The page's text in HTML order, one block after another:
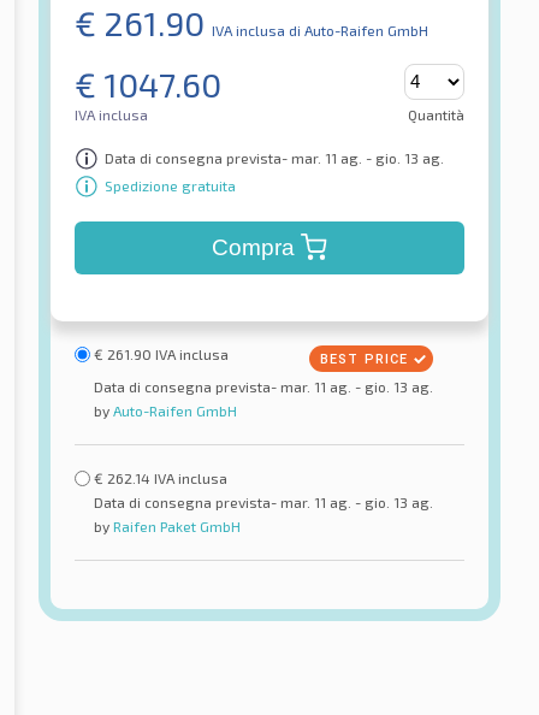
€ 261.90 IVA inclusa di Auto-Raifen GmbH
€ 1047.60
IVA inclusa Quantità
Data di consegna prevista- mar. 11 ag. - gio. 13 ag.
Spedizione gratuita
Compra
€ 261.90 IVA inclusa
Data di consegna prevista- mar. 11 ag. - gio. 13 ag.
by Auto-Raifen GmbH
€ 262.14 IVA inclusa
Data di consegna prevista- mar. 11 ag. - gio. 13 ag.
by Raifen Paket GmbH